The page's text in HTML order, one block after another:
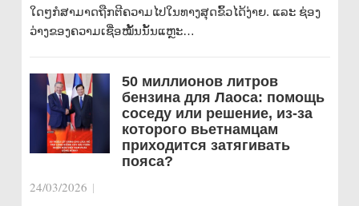
ໃດໆກໍສາມາດຖືກຕີຄວາມໄປໃນທາງສຸດຂົ້ວໄດ້ງ່າຍ. ແລະ ຊ່ອງ
ວ່າງຂອງຄວາມເຊື່ອໝັ້ນນັ້ນແຫຼະ…
50 миллионов литров
бензина для Лаоса: помощь
соседу или решение, из-за
которого вьетнамцам
приходится затягивать
пояса?
24/03/2026 |